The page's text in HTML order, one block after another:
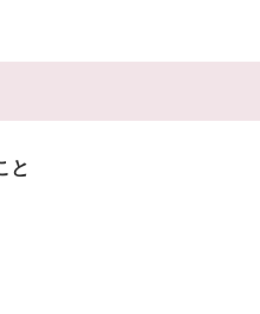
と